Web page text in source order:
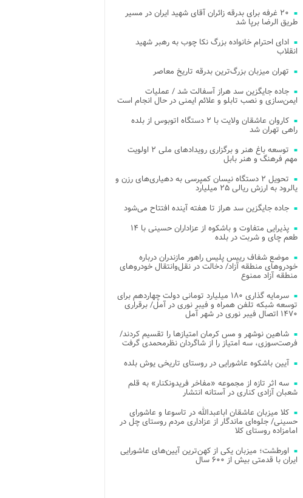
۲۰ غرفه برای بدرقه زائران آقای شهید ایران در مسیر
طریق الرضا برپا شد
ادای احترام خانواده بزرگ نکا چوب به رهبر شهید
انقلاب
تهران میزبان بزرگ‌ترین بدرقه تاریخ معاصر
جاده جایگزین سد هراز آسفالت شد / عملیات
ایمن‌سازی و نصب تابلو و علائم ایمنی در حال انجام است
کاروان عاشقان ولایت با ۲ دستگاه اتوبوس از بلده
راهی تهران شد
توسعه باغ هنر و برگزاری رویدادهای ملی ۲ اولویت
مهم فرهنگ و هنر بابل
تحویل ۲ دستگاه نیسان کمپرسی به دهیاری‌های رزن و
یالرود به ارزش ریالی ۲۵ میلیارد
جاده جایگزین سد هراز تا هفته آینده افتتاح می‌شود
پذیرایی متفاوت و باشکوه از عزاداران حسینی با ۱۴
طعم چای و شربت در بلده
موضع شفاف رییس پلیس راهور مازندران درباره
خودروهای منطقه آزاد/ دخالت در نقل‌وانتقال خودروهای
منطقه آزاد ممنوع
سرمایه گذاری ۱۸۰ میلیارد تومانی دولت چهاردهم برای
توسعه شبکه تلفن همراه و فیبر نوری در آمل/ برقراری
۱۴۷۰ اتصال فیبر نوری در شهر آمل
شاهین نوشهر و مس کرمان امتیازها را تقسیم کردند/
فرصت‌سوزی، سه امتیاز را از شاگردان نظرمحمدی گرفت
آیین باشکوه عاشورایی در روستای تاریخی یوش بلده
سه اثر تازه از مجموعه «مفاخر فریدونکنار» به قلم
شعبان آزادی کناری در آستانه انتشار
کلا میزبان عاشقان اباعبدالله در تاسوعا و عاشورای
حسینی/ جلوه‌ای ماندگار از عزاداری مردم روستای چل در
امامزاده روستای کلا
اورطشت؛ میزبان یکی از کهن‌ترین آیین‌های عاشورایی
ایران با قدمتی بیش از ۶۰۰ سال